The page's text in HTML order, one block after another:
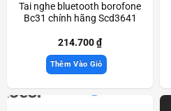
Tai nghe bluetooth borofone
Bc31 chính hãng Scd3641
214.700₫
Thêm Vào Giỏ